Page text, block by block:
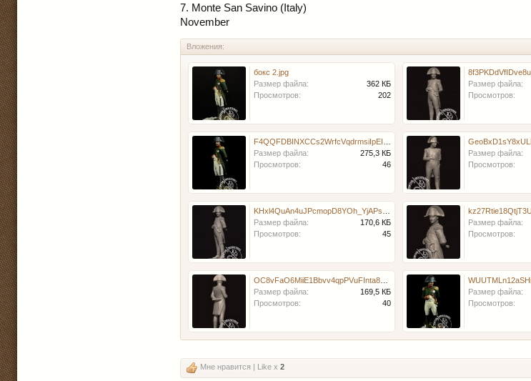
7. Monte San Savino (Italy)
November
Вложения:
бокс 2.jpg
Размер файла:
362 КБ
Просмотров:
202
Размер файла:
Просмотров:
Размер файла:
275,3 КБ
Просмотров:
46
Размер файла:
Просмотров:
Размер файла:
170,6 КБ
Просмотров:
45
Размер файла:
Просмотров:
Размер файла:
169,5 КБ
Просмотров:
40
Размер файла:
Просмотров:
Мне нравится | Like x 2